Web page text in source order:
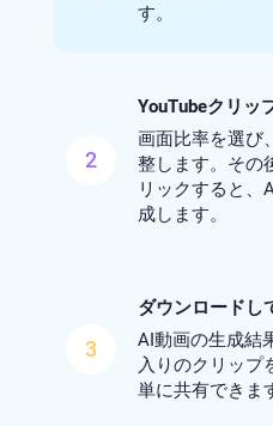
す。
2
YouTubeクリッ
画面比率を選び
整します。その
リックすると、
成します。
3
ダウンロードし
AI動画の生成結
入りのクリップ
単に共有できま